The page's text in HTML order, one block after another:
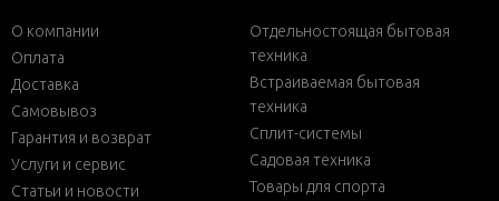
О компании
Оплата
Доставка
Самовывоз
Гарантия и возврат
Услуги и сервис
Статьи и новости
Отдельностоящая бытовая
техника
Встраиваемая бытовая
техника
Сплит-системы
Садовая техника
Товары для спорта